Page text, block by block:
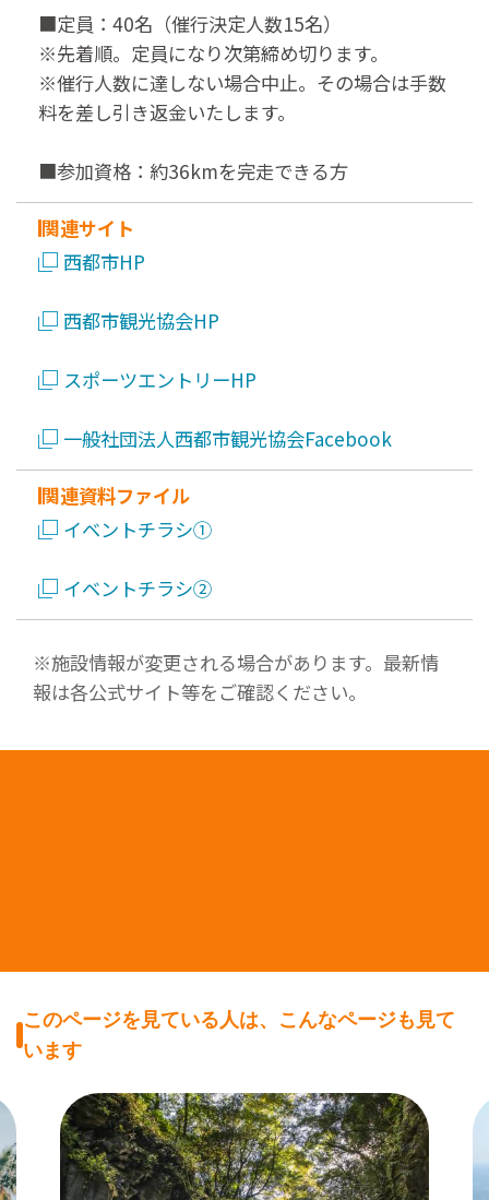
■定員：40名（催行決定人数15名）
※先着順。定員になり次第締め切ります。
※催行人数に達しない場合中止。その場合は手数
料を差し引き返金いたします。
■参加資格：約36kmを完走できる方
関連サイト
西都市HP
西都市観光協会HP
スポーツエントリーHP
一般社団法人西都市観光協会Facebook
関連資料ファイル
イベントチラシ①
イベントチラシ②
※施設情報が変更される場合があります。最新情
報は各公式サイト等をご確認ください。
このページを見ている人は、こんなページも見て
います